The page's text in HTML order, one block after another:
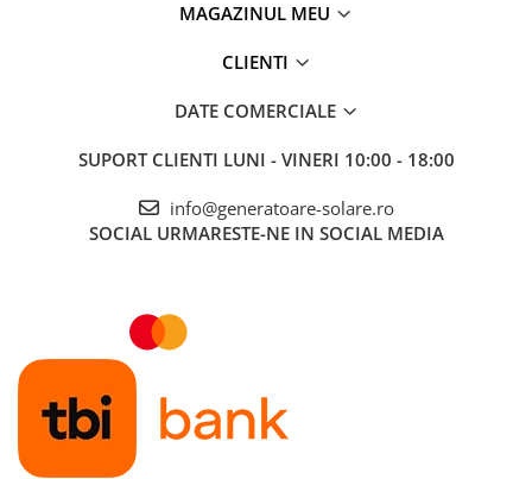
MAGAZINUL MEU
CLIENTI
DATE COMERCIALE
SUPORT CLIENTI LUNI - VINERI 10:00 - 18:00
info@generatoare-solare.ro
SOCIAL URMARESTE-NE IN SOCIAL MEDIA